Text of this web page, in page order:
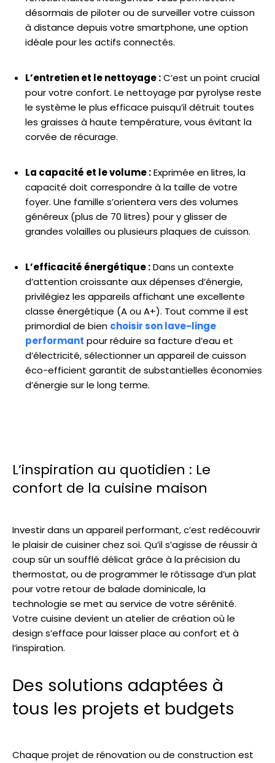
désormais de piloter ou de surveiller votre cuisson
à distance depuis votre smartphone, une option
idéale pour les actifs connectés.
L’entretien et le nettoyage :C’est un point crucial
pour votre confort. Le nettoyage par pyrolyse reste
le système le plus efficace puisqu’il détruit toutes
les graisses à haute température, vous évitant la
corvée de récurage.
La capacité et le volume :Exprimée en litres, la
capacité doit correspondre à la taille de votre
foyer. Une famille s’orientera vers des volumes
généreux (plus de 70 litres) pour y glisser de
grandes volailles ou plusieurs plaques de cuisson.
L’efficacité énergétique :Dans un contexte
d’attention croissante aux dépenses d’énergie,
privilégiez les appareils affichant une excellente
classe énergétique (A ou A+). Tout comme il est
primordial de bien choisir son lave-linge
performant pour réduire sa facture d’eau et
d’électricité, sélectionner un appareil de cuisson
éco-efficient garantit de substantielles économies
d’énergie sur le long terme.
L’inspiration au quotidien : Le
confort de la cuisine maison
Investir dans un appareil performant, c’est redécouvrir
le plaisir de cuisiner chez soi. Qu’il s’agisse de réussir à
coup sûr un soufflé délicat grâce à la précision du
thermostat, ou de programmer le rôtissage d’un plat
pour votre retour de balade dominicale, la
technologie se met au service de votre sérénité.
Votre cuisine devient un atelier de création où le
design s’efface pour laisser place au confort et à
l’inspiration.
Des solutions adaptées à
tous les projets et budgets
Chaque projet de rénovation ou de construction est